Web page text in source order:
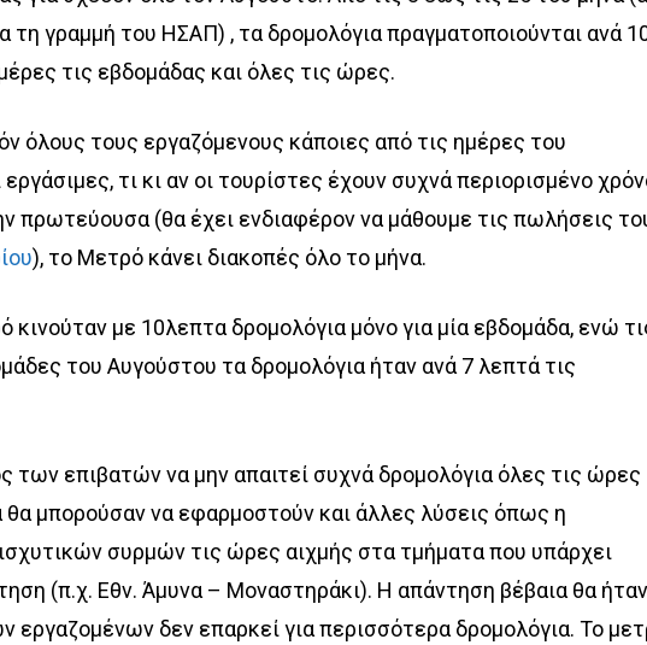
τη γραμμή του ΗΣΑΠ) , τα δρομολόγια πραγματοποιούνται ανά
τις εβδομάδας και όλες τις ώρες.
όλους τους εργαζόμενους κάποιες από τις ημέρες του
τι κι αν οι τουρίστες έχουν συχνά περιορισμένο
πρωτεύουσα (θα έχει ενδιαφέρον να μάθουμε τις πωλήσεις
), το Μετρό κάνει διακοπές όλο το μήνα.
κινούταν με 10λεπτα δρομολόγια μόνο για μία εβδομάδα, ενώ
του Αυγούστου τα δρομολόγια ήταν ανά 7 λεπτά τις
των επιβατών να μην απαιτεί συχνά δρομολόγια όλες τις ώρες
θα μπορούσαν να εφαρμοστούν και άλλες λύσεις όπως η
συρμών τις ώρες αιχμής στα τμήματα που υπάρχει
(π.χ. Εθν. Άμυνα – Μοναστηράκι). Η απάντηση βέβαια θα ήταν
εργαζομένων δεν επαρκεί για περισσότερα δρομολόγια. Το